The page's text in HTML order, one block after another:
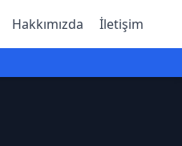
Hakkımızda İletişim